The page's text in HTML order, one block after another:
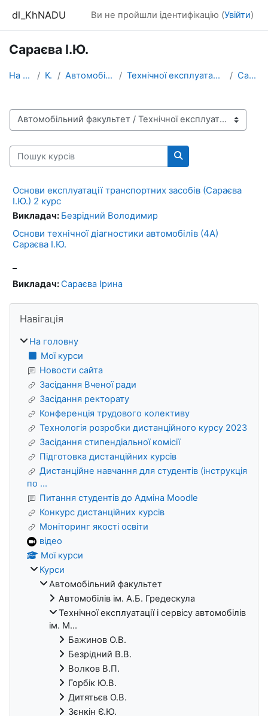
dl_KhNADU Ви не пройшли ідентифікацію (Увійти)
Сараєва І.Ю.
На головну Курси Автомобільний факультет Технічної експлуатації і сервісу автомобілів ім. М... Сараєва І.Ю.
Категорії курсів
Пошук курсів
Пошук курсів
Основи експлуатації транспортних засобів (Сараєва
І.Ю.) 2 курс
Викладач: Безрідний Володимир
Основи технічної діагностики автомобілів (4А)
Сараєва І.Ю.
Викладач:Сараєва Ірина
Блоки
Навігація
На головну
Мої курси
Новости сайта
Засідання Вченої ради
Засідання ректорату
Конференція трудового колективу
Технологія розробки дистанційного курсу 2023
Засідання стипендіальної комісії
Підготовка дистанційних курсів
Дистанційне навчання для студентів (інструкція
по ...
Питання студентів до Адміна Moodle
Конкурс дистанційних курсів
Моніторинг якості освіти
відео
Мої курси
Курси
Автомобільний факультет
Автомобілів ім. А.Б. Гредескула
Технічної експлуатації і сервісу автомобілів
ім. М...
Бажинов О.В.
Безрідний В.В.
Волков В.П.
Горбік Ю.В.
Дитятьєв О.В.
Зєнкін Є.Ю.